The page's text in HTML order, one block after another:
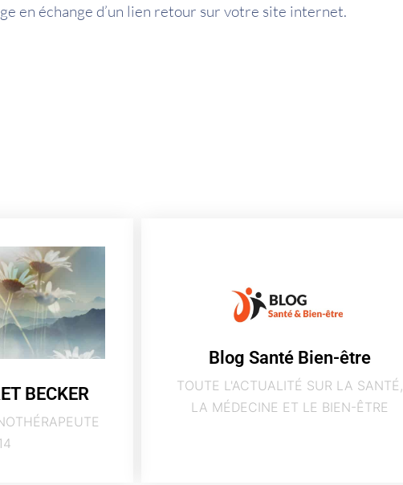
en échange d’un lien retour sur votre site internet.
BECKER
Blog Santé Bien-être
TOUTE L'ACTUALITÉ SUR LA SANTÉ,
LA MÉDECINE ET LE BIEN-ÊTRE